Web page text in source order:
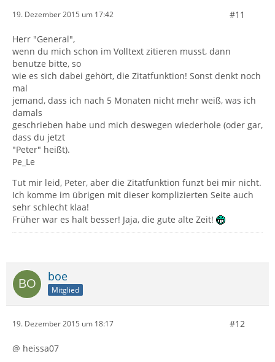
19. Dezember 2015 um 17:42 #11
Herr "General",
wenn du mich schon im Volltext zitieren musst, dann
benutze bitte, so
wie es sich dabei gehört, die Zitatfunktion! Sonst denkt noch
mal
jemand, dass ich nach 5 Monaten nicht mehr weiß, was ich
damals
geschrieben habe und mich deswegen wiederhole (oder gar,
dass du jetzt
"Peter" heißt).
Pe_Le
Tut mir leid, Peter, aber die Zitatfunktion funzt bei mir nicht.
Ich komme im übrigen mit dieser komplizierten Seite auch
sehr schlecht klaa!
Früher war es halt besser! Jaja, die gute alte Zeit!
boe
Mitglied
19. Dezember 2015 um 18:17 #12
@ heissa07